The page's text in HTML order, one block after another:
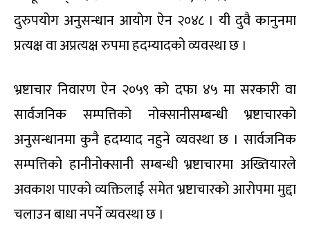
दुरुपयोग अनुसन्धान आयोग ऐन २०४८ । यी दुवै कानुनमा
प्रत्यक्ष वा अप्रत्यक्ष रुपमा हदम्यादको व्यवस्था छ ।
भ्रष्टाचार निवारण ऐन २०५९ को दफा ४५ मा सरकारी वा
सार्वजनिक सम्पत्तिको नोक्सानीसम्बन्धी भ्रष्टाचारको
अनुसन्धानमा कुनै हदम्याद नहुने व्यवस्था छ । सार्वजनिक
सम्पत्तिको हानीनोक्सानी सम्बन्धी भ्रष्टाचारमा अख्तियारले
अवकाश पाएको व्यक्तिलाई समेत भ्रष्टाचारको आरोपमा मुद्दा
चलाउन बाधा नपर्ने व्यवस्था छ ।